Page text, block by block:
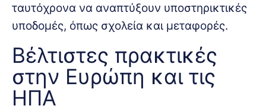
ταυτόχρονα να αναπτύξουν υποστηρικτικές
υποδομές, όπως σχολεία και μεταφορές.
Βέλτιστες πρακτικές
στην Ευρώπη και τις
ΗΠΑ